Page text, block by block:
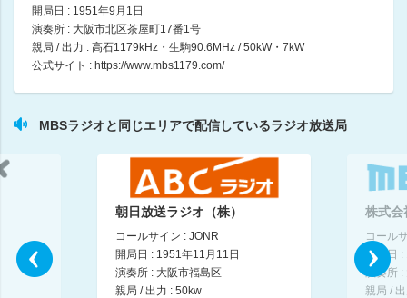
メッセンジャーあいはらのYouはこれから！Everyday (2)
あいはら（メッセンジャー）、武川智美
11:00 ～ 12:00
近藤光史、渡辺裕薫（シンデレラエキスプレス）、亀井希生（MBSアナウン
こんちわコンちゃんお昼ですょ！ (2)
近藤光史、渡辺裕薫（シンデレラエキスプレス）、亀井希生（MBSアナウン
松井愛のすこ～し愛して♡MORE (1)
松井愛（MBSアナウンサー）、桂南光（落語家）、ファーストサマーウイカ
開局日 : 1951年9月1日
演奏所 : 大阪市北区茶屋町17番1号
親局 / 出力 : 高石1179kHz・生駒90.6MHz / 50kW・7kW
公式サイト : https://www.mbs1179.com/
MBSラジオと同じエリアで配信しているラジオ放送局
朝日放送ラジオ（株）
コールサイン : JONR
開局日 : 1951年11月11日
演奏所 : 大阪市福島区
親局 / 出力 : 50kw
株式会
コール
開局日
演奏所 :
親局 /